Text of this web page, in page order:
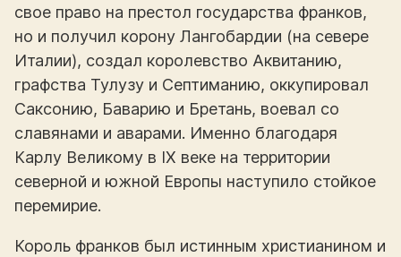
свое право на престол государства франков,
но и получил корону Лангобардии (на севере
Италии), создал королевство Аквитанию,
графства Тулузу и Септиманию, оккупировал
Саксонию, Баварию и Бретань, воевал со
славянами и аварами. Именно благодаря
Карлу Великому в IX веке на территории
северной и южной Европы наступило стойкое
перемирие.
Король франков был истинным христианином и